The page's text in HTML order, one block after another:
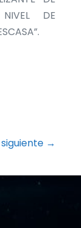
DE
→